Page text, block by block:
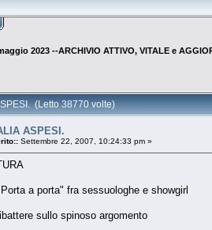
2023 --ARCHIVIO ATTIVO, VITALE e
(Letto 38770 volte)
ASPESI.
Settembre 22, 2007, 10:24:33 pm »
a porta" fra sessuologhe e showgirl
sullo spinoso argomento